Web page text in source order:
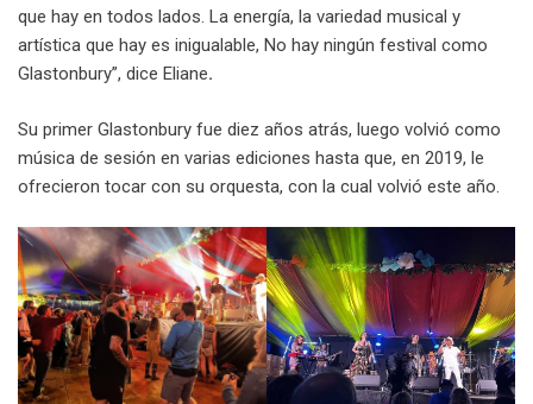
que hay en todos lados. La energía, la variedad musical y
artística que hay es inigualable, No hay ningún festival como
Glastonbury”, dice Eliane.
Su primer Glastonbury fue diez años atrás, luego volvió como
música de sesión en varias ediciones hasta que, en 2019, le
ofrecieron tocar con su orquesta, con la cual volvió este año.